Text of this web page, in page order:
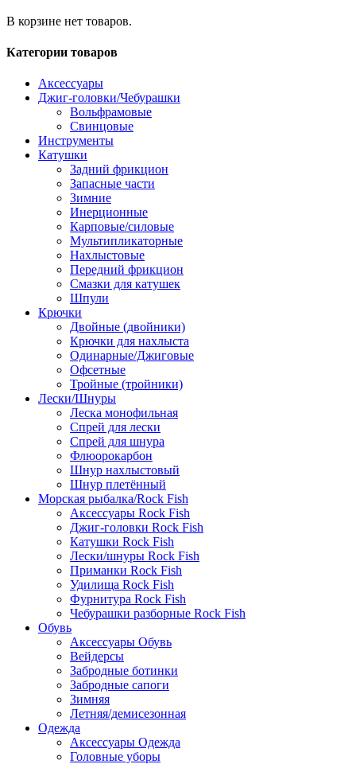
В корзине нет товаров.
Категории товаров
Аксессуары
Джиг-головки/Чебурашки
Вольфрамовые
Свинцовые
Инструменты
Катушки
Задний фрикцион
Запасные части
Зимние
Инерционные
Карповые/силовые
Мультипликаторные
Нахлыстовые
Передний фрикцион
Смазки для катушек
Шпули
Крючки
Двойные (двойники)
Крючки для нахлыста
Одинарные/Джиговые
Офсетные
Тройные (тройники)
Лески/Шнуры
Леска монофильная
Спрей для лески
Спрей для шнура
Флюорокарбон
Шнур нахлыстовый
Шнур плетённый
Морская рыбалка/Rock Fish
Аксессуары Rock Fish
Джиг-головки Rock Fish
Катушки Rock Fish
Лески/шнуры Rock Fish
Приманки Rock Fish
Удилища Rock Fish
Фурнитура Rock Fish
Чебурашки разборные Rock Fish
Обувь
Аксессуары Обувь
Вейдерсы
Забродные ботинки
Забродные сапоги
Зимняя
Летняя/демисезонная
Одежда
Аксессуары Одежда
Головные уборы